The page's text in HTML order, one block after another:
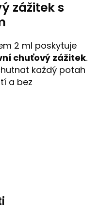
zážitek s
2 ml poskytuje
chuťový zážitek.
každý potah
a bez